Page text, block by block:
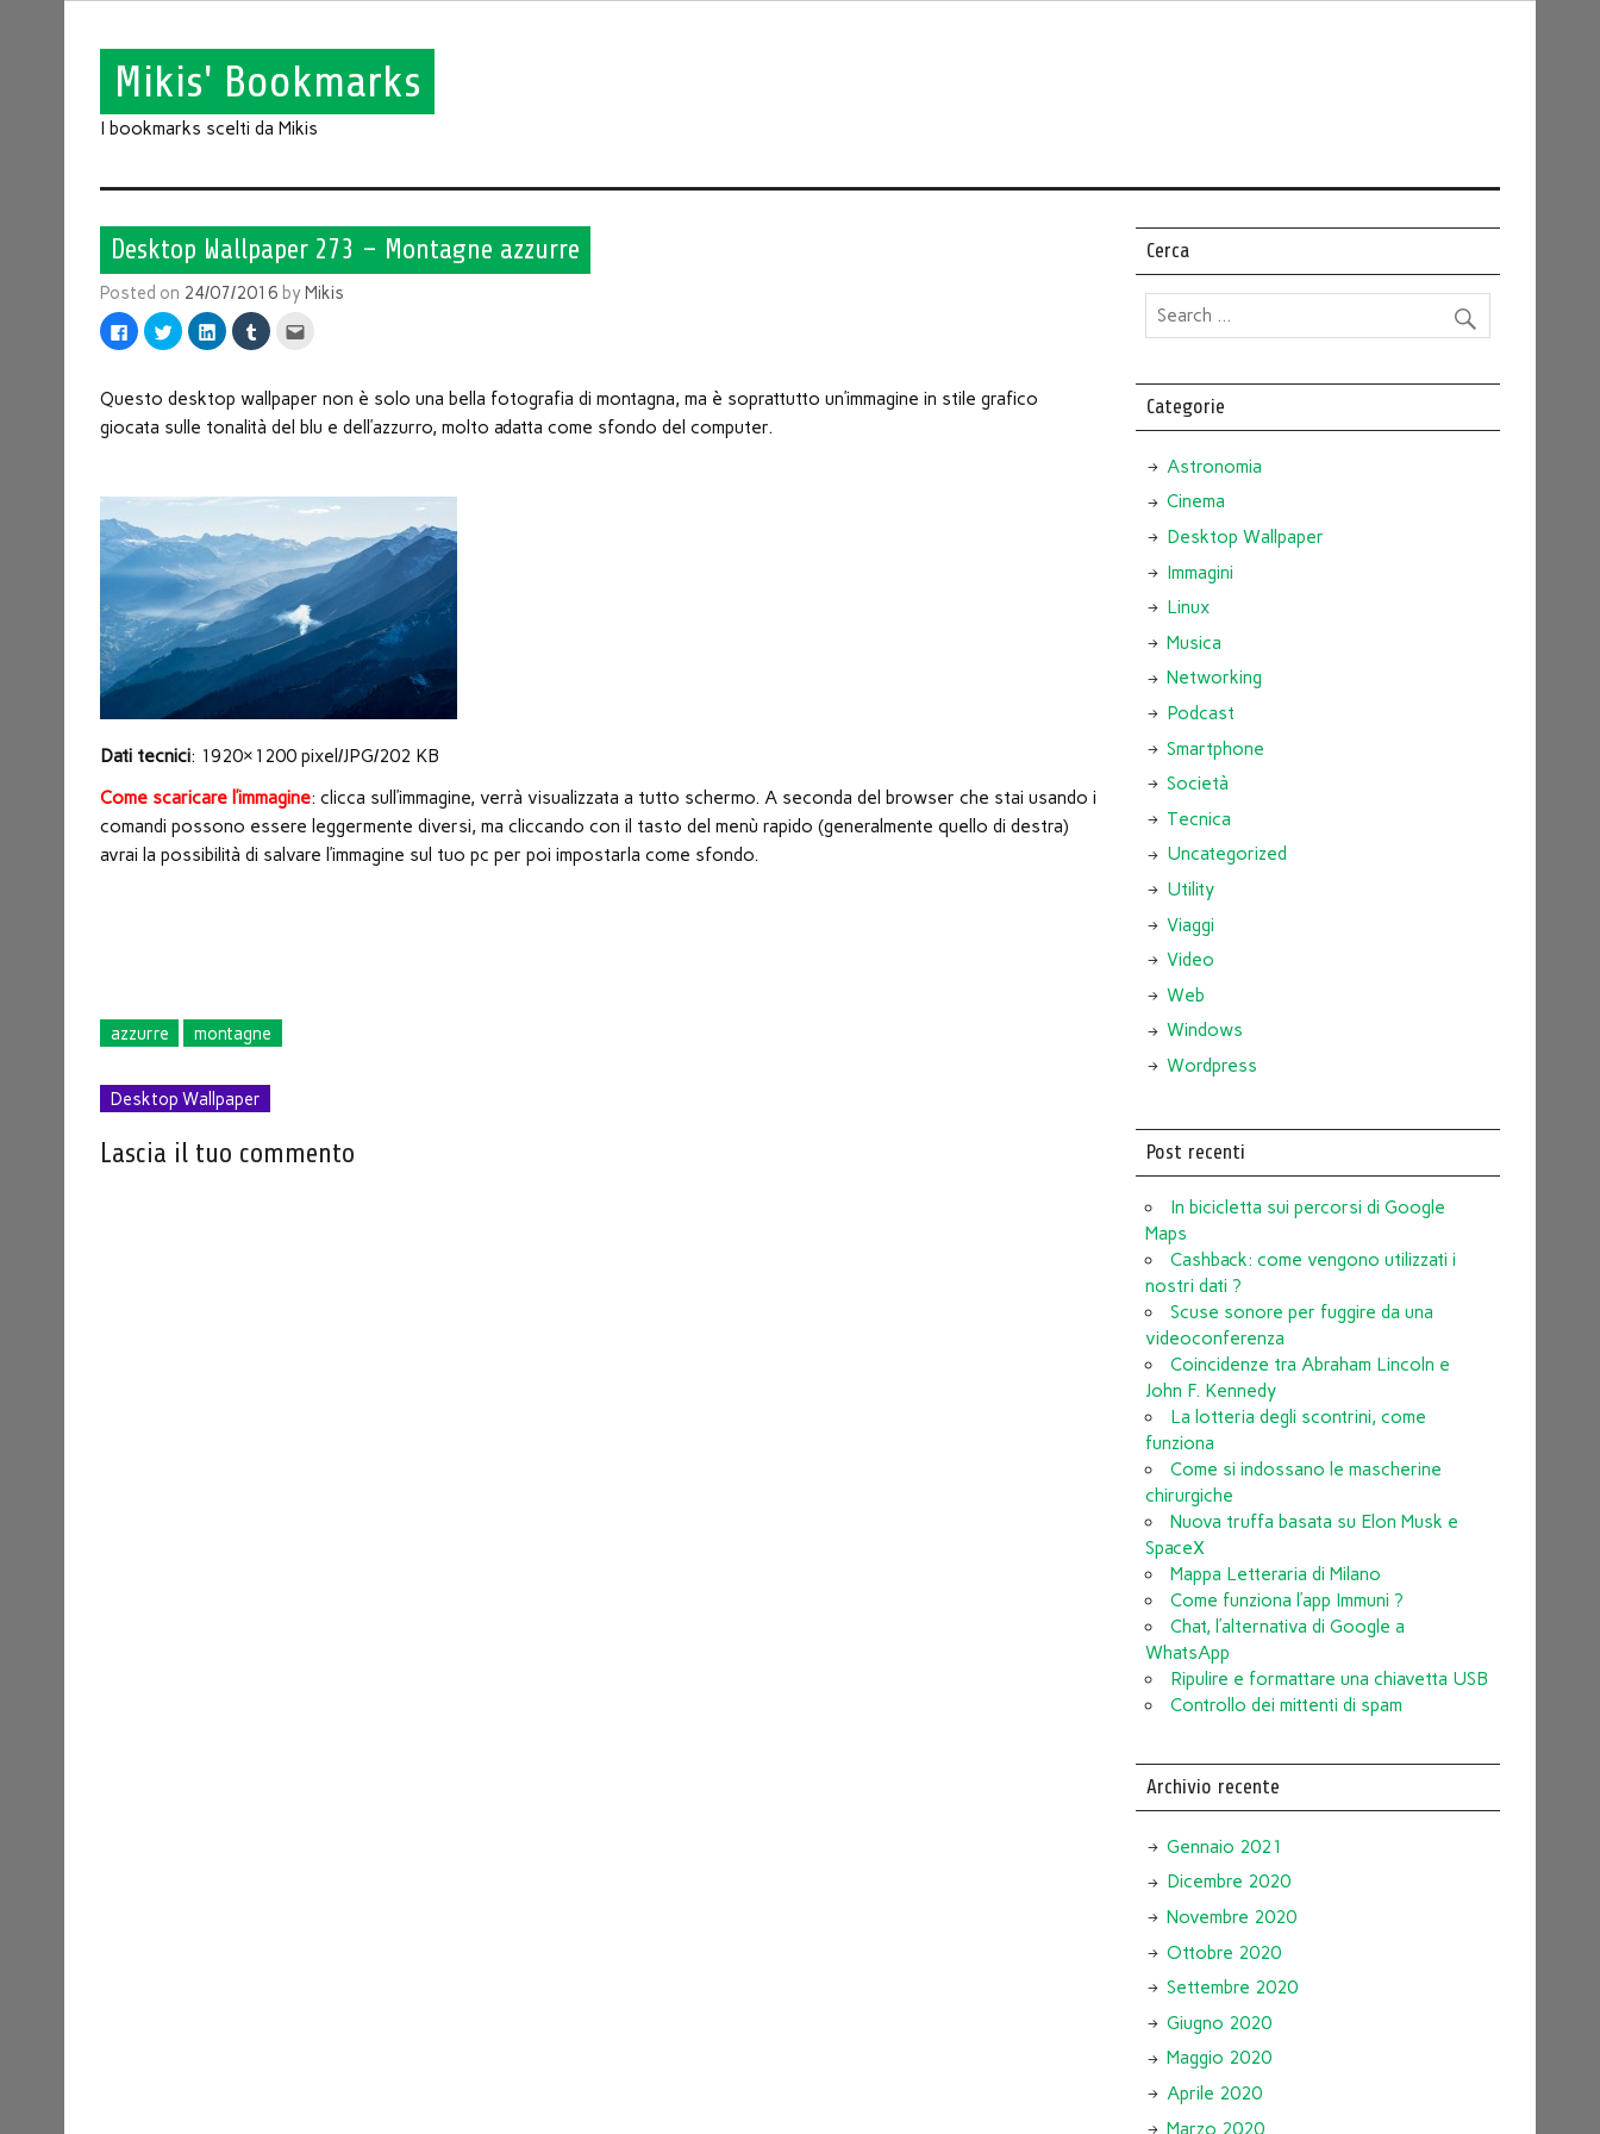
Mikis' Bookmarks
I bookmarks scelti da Mikis
Desktop Wallpaper 273 – Montagne azzurre
Posted on 24/07/2016 byMikis
Fai
clic
Facebook
apre
Fai
clic
su
(Si
finestra)
Fai
clic
su
LinkedIn
(Si
finestra)
Fai
clic
su
Tumblr
(Si
finestra)
l'articolo
mail
apre
in
nuova
finestra)
Questo desktop wallpaper non è solo una bella fotografia di montagna, ma è soprattutto un’immagine in stile grafico
giocata sulle tonalità del blu e dell’azzurro, molto adatta come sfondo del computer.
Dati tecnici: 1920×1200 pixel/JPG/202 KB
Come scaricare l’immagine: clicca sull’immagine, verrà visualizzata a tutto schermo. A seconda del browser che stai usando i
comandi possono essere leggermente diversi, ma cliccando con il tasto del menù rapido (generalmente quello di destra)
avrai la possibilità di salvare l’immagine sul tuo pc per poi impostarla come sfondo.
azzurre montagne
Desktop Wallpaper
Lascia il tuo commento
Cerca
Categorie
Astronomia
Cinema
Desktop Wallpaper
Immagini
Linux
Musica
Networking
Podcast
Smartphone
Società
Tecnica
Uncategorized
Utility
Viaggi
Video
Web
Windows
Wordpress
Post recenti
In bicicletta sui percorsi di Google
Maps
Cashback: come vengono utilizzati i
nostri dati ?
Scuse sonore per fuggire da una
videoconferenza
Coincidenze tra Abraham Lincoln e
John F. Kennedy
La lotteria degli scontrini, come
funziona
Come si indossano le mascherine
chirurgiche
Nuova truffa basata su Elon Musk e
SpaceX
Mappa Letteraria di Milano
Come funziona l’app Immuni ?
Chat, l’alternativa di Google a
WhatsApp
Ripulire e formattare una chiavetta USB
Controllo dei mittenti di spam
Archivio recente
Gennaio 2021
Dicembre 2020
Novembre 2020
Ottobre 2020
Settembre 2020
Giugno 2020
Maggio 2020
Aprile 2020
Marzo 2020